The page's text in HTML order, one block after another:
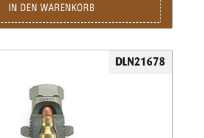
IN DEN WARENKORB
DLN21678